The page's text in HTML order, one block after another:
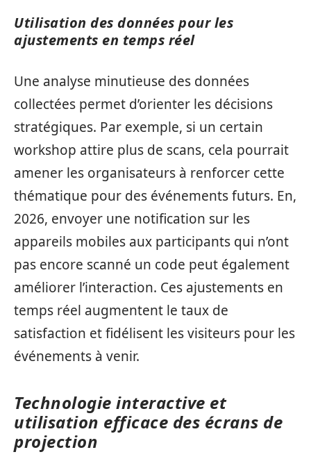
Utilisation des données pour les
ajustements en temps réel
Une analyse minutieuse des données
collectées permet d’orienter les décisions
stratégiques. Par exemple, si un certain
workshop attire plus de scans, cela pourrait
amener les organisateurs à renforcer cette
thématique pour des événements futurs. En,
2026, envoyer une notification sur les
appareils mobiles aux participants qui n’ont
pas encore scanné un code peut également
améliorer l’interaction. Ces ajustements en
temps réel augmentent le taux de
satisfaction et fidélisent les visiteurs pour les
événements à venir.
Technologie interactive et
utilisation efficace des écrans de
projection